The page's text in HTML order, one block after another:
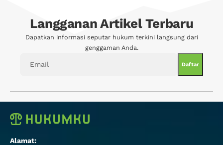
Langganan Artikel Terbaru
Dapatkan informasi seputar hukum terkini langsung dari
genggaman Anda.
Alamat: